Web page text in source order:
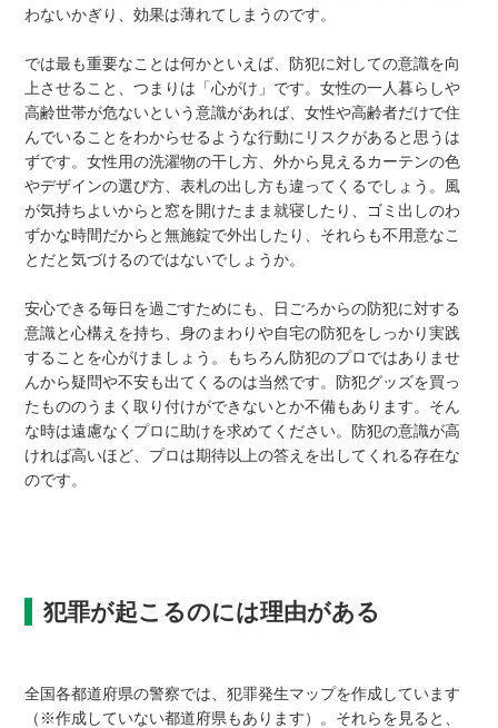
わないかぎり、効果は薄れてしまうのです。
では最も重要なことは何かといえば、防犯に対しての意識を向
上させること、つまりは「心がけ」です。女性の一人暮らしや
高齢世帯が危ないという意識があれば、女性や高齢者だけで住
んでいることをわからせるような行動にリスクがあると思うは
ずです。女性用の洗濯物の干し方、外から見えるカーテンの色
やデザインの選び方、表札の出し方も違ってくるでしょう。風
が気持ちよいからと窓を開けたまま就寝したり、ゴミ出しのわ
ずかな時間だからと無施錠で外出したり、それらも不用意なこ
とだと気づけるのではないでしょうか。
安心できる毎日を過ごすためにも、日ごろからの防犯に対する
意識と心構えを持ち、身のまわりや自宅の防犯をしっかり実践
することを心がけましょう。もちろん防犯のプロではありませ
んから疑問や不安も出てくるのは当然です。防犯グッズを買っ
たもののうまく取り付けができないとか不備もあります。そん
な時は遠慮なくプロに助けを求めてください。防犯の意識が高
ければ高いほど、プロは期待以上の答えを出してくれる存在な
のです。
犯罪が起こるのには理由がある
全国各都道府県の警察では、犯罪発生マップを作成しています
（※作成していない都道府県もあります）。それらを見ると、